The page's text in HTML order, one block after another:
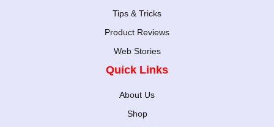
Tips & Tricks
Product Reviews
Web Stories
Quick Links
About Us
Shop